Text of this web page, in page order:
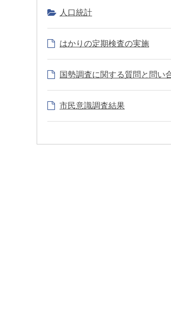
人口統計
はかりの定期検査の実施
国勢調査に関する質問と問い
市民意識調査結果